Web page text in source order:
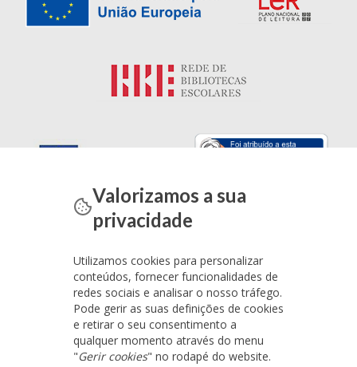
Valorizamos a sua
privacidade
Utilizamos cookies para personalizar
conteúdos, fornecer funcionalidades de
redes sociais e analisar o nosso tráfego.
Pode gerir as suas definições de cookies
e retirar o seu consentimento a
qualquer momento através do menu
"Gerir cookies" no rodapé do website.